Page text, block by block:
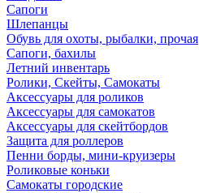
Сапоги
Шлепанцы
Обувь для охоты, рыбалки, прочая
Сапоги, бахилы
Летний инвентарь
Ролики, Скейты, Самокаты
Аксессуары для роликов
Аксессуары для самокатов
Аксессуары для скейтбордов
Защита для роллеров
Пенни борды, мини-круизеры
Роликовые коньки
Самокаты городские